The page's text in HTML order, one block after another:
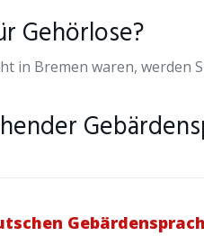
Gehörlose?
in Bremen waren, werden